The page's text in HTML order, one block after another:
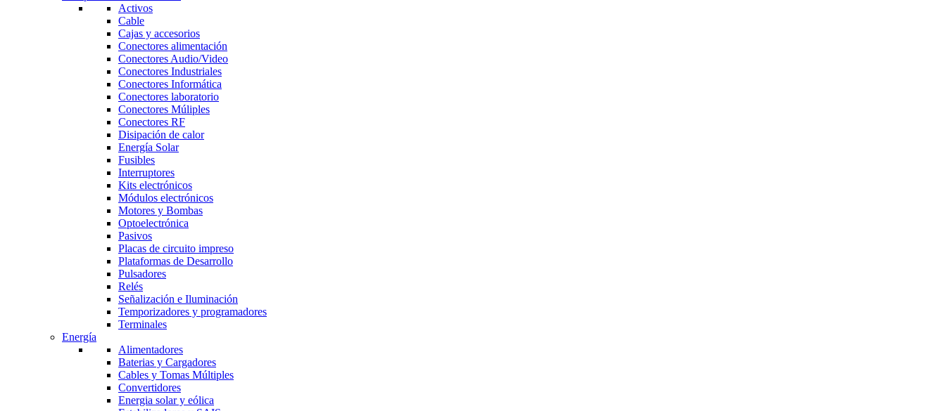
Activos
Cable
Cajas y accesorios
Conectores alimentación
Conectores Audio/Video
Conectores Industriales
Conectores Informática
Conectores laboratorio
Conectores Múliples
Conectores RF
Disipación de calor
Energía Solar
Fusibles
Interruptores
Kits electrónicos
Módulos electrónicos
Motores y Bombas
Optoelectrónica
Pasivos
Placas de circuito impreso
Plataformas de Desarrollo
Pulsadores
Relés
Señalización e Iluminación
Temporizadores y programadores
Terminales
Energía
Alimentadores
Baterias y Cargadores
Cables y Tomas Múltiples
Convertidores
Energia solar y eólica